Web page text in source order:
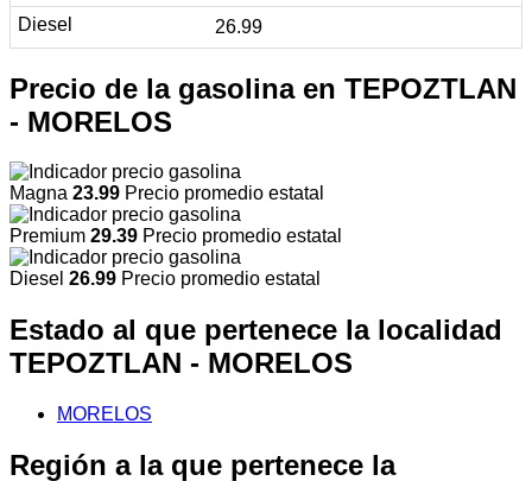
26.99
Precio de la gasolina en TEPOZTLAN
- MORELOS
Magna 23.99 Precio promedio estatal
Premium 29.39 Precio promedio estatal
Diesel 26.99 Precio promedio estatal
Estado al que pertenece la localidad
TEPOZTLAN - MORELOS
MORELOS
Región a la que pertenece la